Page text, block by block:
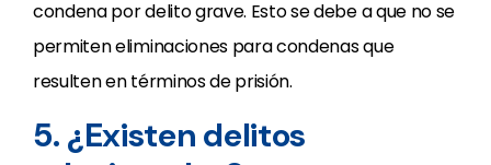
condena por delito grave. Esto se debe a que no se
permiten eliminaciones para condenas que
resulten en términos de prisión.
5. ¿Existen delitos